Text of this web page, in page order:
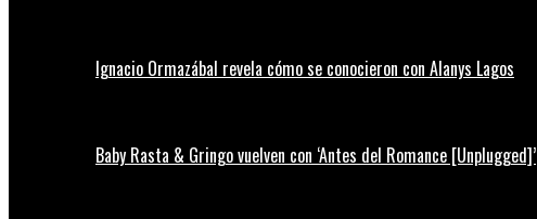
Ignacio Ormazábal revela cómo se conocieron con Alanys Lagos
Baby Rasta & Gringo vuelven con ‘Antes del Romance [Unplugged]’